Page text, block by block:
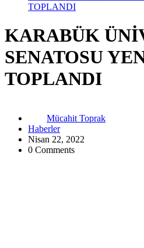
TOPLANDI
KARABÜK
SENATOSU
TOPLANDI
Mücahit Toprak
Haberler
Nisan 22, 2022
0 Comments